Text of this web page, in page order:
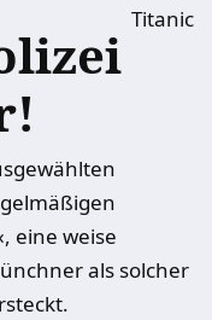
Titanic
eine weise
als solcher